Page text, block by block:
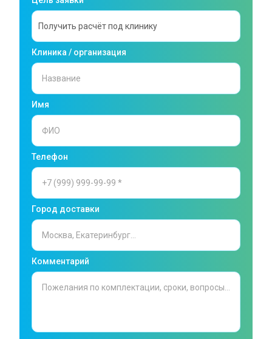
Клиника / организация
Имя
Телефон
Город доставки
Комментарий